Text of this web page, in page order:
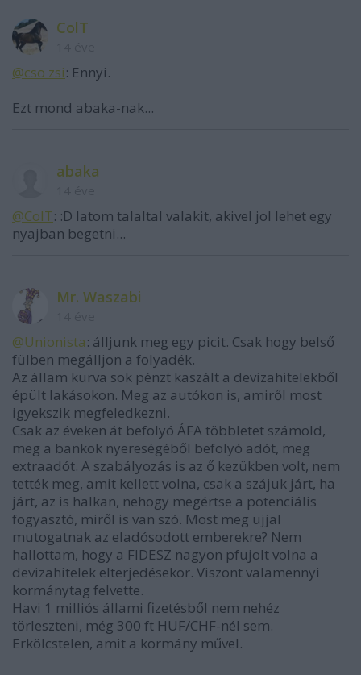
ColT
@cso zsi: Ennyi.
Ezt mond abaka-nak...
abaka
@ColT: :D latom talaltal valakit, akivel jol lehet egy
nyajban begetni...
Mr. Waszabi
@Unionista: álljunk meg egy picit. Csak hogy belső
fülben megálljon a folyadék.
Az állam kurva sok pénzt kaszált a devizahitelekből
épült lakásokon. Meg az autókon is, amiről most
igyekszik megfeledkezni.
Csak az éveken át befolyó ÁFA többletet számold,
meg a bankok nyereségéből befolyó adót, meg
extraadót. A szabályozás is az ő kezükben volt, nem
tették meg, amit kellett volna, csak a szájuk járt, ha
járt, az is halkan, nehogy megértse a potenciális
fogyasztó, miről is van szó. Most meg ujjal
mutogatnak az eladósodott emberekre? Nem
hallottam, hogy a FIDESZ nagyon pfujolt volna a
devizahitelek elterjedésekor. Viszont valamennyi
kormánytag felvette.
Havi 1 milliós állami fizetésből nem nehéz
törleszteni, még 300 ft HUF/CHF-nél sem.
Erkölcstelen, amit a kormány művel.